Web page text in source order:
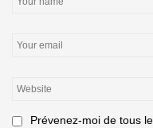
Prévenez-moi de tous